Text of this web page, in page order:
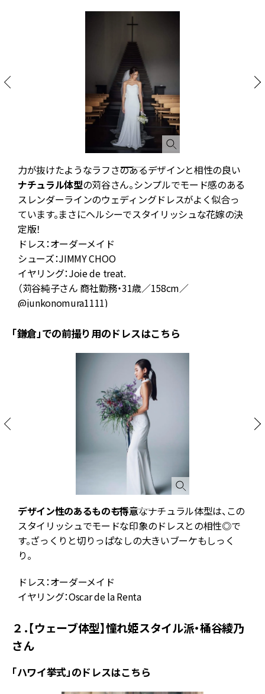
力が抜けたようなラフさのあるデザインと相性の良い
ナチュラル体型の苅谷さん。シンプルでモード感のある
スレンダーラインのウェディングドレスがよく似合っ
ています。まさにヘルシーでスタイリッシュな花嫁の決
定版！
ドレス：オーダーメイド
シューズ：JIMMY CHOO
イヤリング：Joie de treat.
（苅谷純子さん 商社勤務・31歳／158cm／
@junkonomura1111)
「鎌倉」での前撮り用のドレスはこちら
デザイン性のあるものも得意なナチュラル体型は、この
スタイリッシュでモードな印象のドレスとの相性◎で
す。ざっくりと切りっぱなしの大きいブーケもしっく
り。
ドレス：オーダーメイド
イヤリング：Oscar de la Renta
２．【ウェーブ体型】憧れ姫スタイル派・桶谷綾乃
さん
「ハワイ挙式」のドレスはこちら